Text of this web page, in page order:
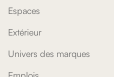
Espaces
Extérieur
Univers des marques
Emplois